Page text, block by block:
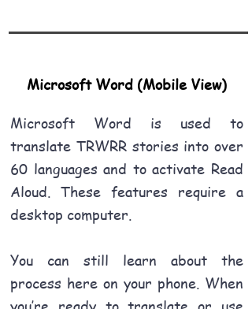
Microsoft Word (Mobile View)
Microsoft Word is used to
translate TRWRR stories into over
60 languages and to activate Read
Aloud. These features require a
desktop computer.
You can still learn about the
process here on your phone. When